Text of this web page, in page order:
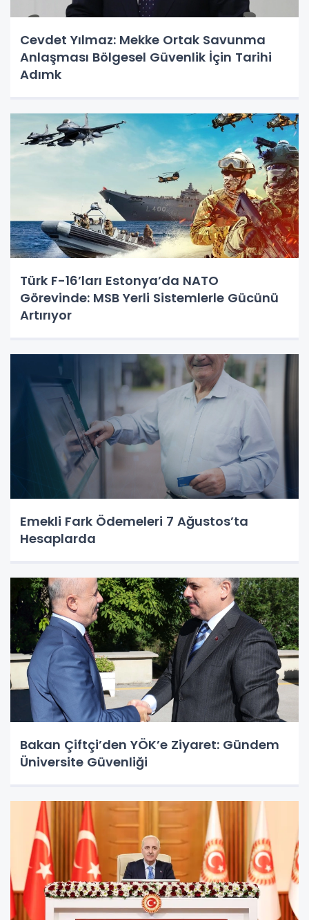
Cevdet Yılmaz: Mekke Ortak Savunma
Anlaşması Bölgesel Güvenlik İçin Tarihi
Adımk
Türk F-16’ları Estonya’da NATO
Görevinde: MSB Yerli Sistemlerle Gücünü
Artırıyor
Emekli Fark Ödemeleri 7 Ağustos’ta
Hesaplarda
Bakan Çiftçi’den YÖK’e Ziyaret: Gündem
Üniversite Güvenliği